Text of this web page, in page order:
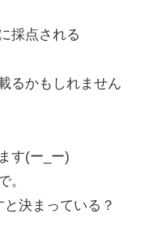
採点される
るかもしれません
す(ー_ー)
。
決まっている？